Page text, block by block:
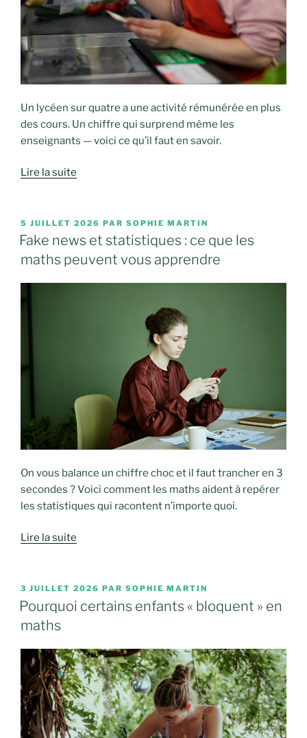
Un lycéen sur quatre a une activité rémunérée en plus
des cours. Un chiffre qui surprend même les
enseignants — voici ce qu’il faut en savoir.
Lire la suite
PUBLIÉ
LE
5 JUILLET 2026 PAR SOPHIE MARTIN
Fake news et statistiques : ce que les
maths peuvent vous apprendre
On vous balance un chiffre choc et il faut trancher en 3
secondes ? Voici comment les maths aident à repérer
les statistiques qui racontent n’importe quoi.
Lire la suite
PUBLIÉ
LE
3 JUILLET 2026 PAR SOPHIE MARTIN
Pourquoi certains enfants « bloquent » en
maths